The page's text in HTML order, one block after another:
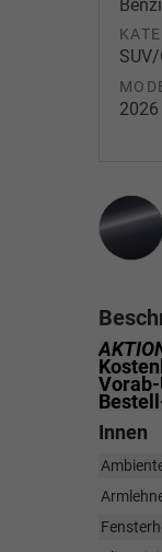
2026
Innen